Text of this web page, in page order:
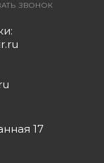
ЗВОНОК
17